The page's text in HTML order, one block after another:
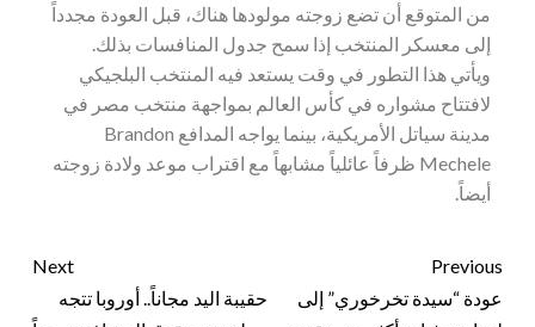
من المتوقع أن تضع زوجته مولودها هناك، قبل العودة مجدداً
إلى معسكر المنتخب إذا سمح جدول المنافسات بذلك.
ويأتي هذا التطور في وقت يستعد فيه المنتخب البلجيكي
لافتتاح مشواره في كأس العالم بمواجهة منتخب مصر في
مدينة سياتل الأمريكية، بينما يواجه المدافع Brandon
Mechele ظرفاً عائلياً مشابهاً مع اقتراب موعد ولادة زوجته
أيضاً.
Previous
عودة “سيدة تخرخوري” إلى
Next
حقيبة اليد مجاناً.. أوروبا تتجه